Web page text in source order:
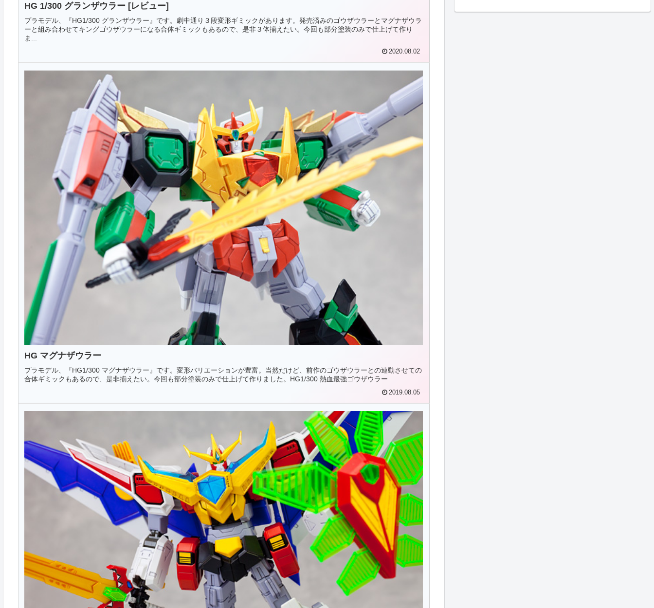
HG 1/300 グランザウラー [レビュー]
プラモデル、『HG1/300 グランザウラー』です。劇中通り３段変形ギミックがあります。発売済みのゴウザウラーとマグナザウラ
ーと組み合わせてキングゴウザウラーになる合体ギミックもあるので、是非３体揃えたい。今回も部分塗装のみで仕上げて作り
ま...
2020.08.02
HG マグナザウラー
プラモデル、『HG1/300 マグナザウラー』です。変形バリエーションが豊富。当然だけど、前作のゴウザウラーとの連動させての
合体ギミックもあるので、是非揃えたい。今回も部分塗装のみで仕上げて作りました。HG1/300 熱血最強ゴウザウラー
2019.08.05